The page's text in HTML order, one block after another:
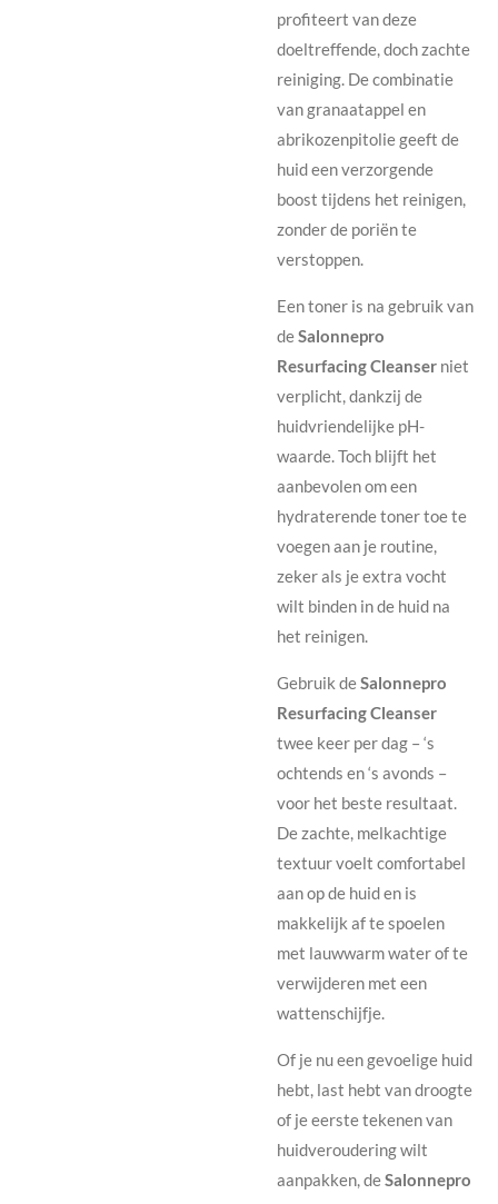
profiteert van deze
doeltreffende, doch zachte
reiniging. De combinatie
van granaatappel en
abrikozenpitolie geeft de
huid een verzorgende
boost tijdens het reinigen,
zonder de poriën te
verstoppen.
Een toner is na gebruik van
deSalonnepro
Resurfacing Cleanser niet
verplicht, dankzij de
huidvriendelijke pH-
waarde. Toch blijft het
aanbevolen om een
hydraterende toner toe te
voegen aan je routine,
zeker als je extra vocht
wilt binden in de huid na
het reinigen.
Gebruik deSalonnepro
Resurfacing Cleanser
twee keer per dag – ‘s
ochtends en ‘s avonds –
voor het beste resultaat.
De zachte, melkachtige
textuur voelt comfortabel
aan op de huid en is
makkelijk af te spoelen
met lauwwarm water of te
verwijderen met een
wattenschijfje.
Of je nu een gevoelige huid
hebt, last hebt van droogte
of je eerste tekenen van
huidveroudering wilt
aanpakken, deSalonnepro